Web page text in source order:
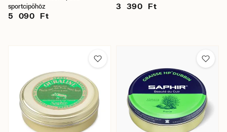
sportcipőhöz
5 090 Ft
3 390 Ft